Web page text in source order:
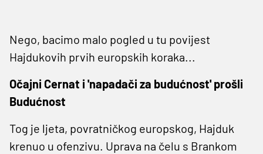
Nego, bacimo malo pogled u tu povijest
Hajdukovih prvih europskih koraka...
Očajni Cernat i 'napadači za budućnost' prošli
Budućnost
Tog je ljeta, povratničkog europskog, Hajduk
krenuo u ofenzivu. Uprava na čelu s Brankom